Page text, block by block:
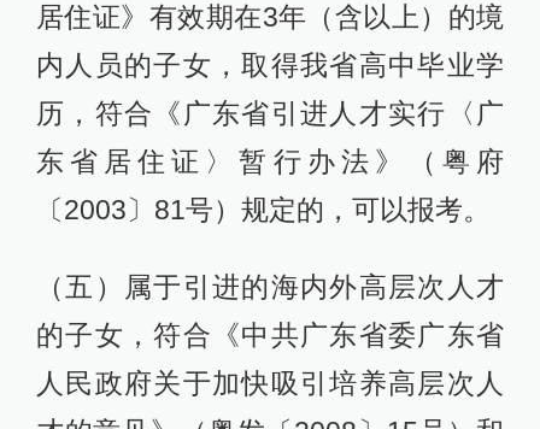
居住证》有效期在3年（含以上）的境
内人员的子女，取得我省高中毕业学
历，符合《广东省引进人才实行〈广
东省居住证〉暂行办法》（粤府
〔2003〕81号）规定的，可以报考。
（五）属于引进的海内外高层次人才
的子女，符合《中共广东省委广东省
人民政府关于加快吸引培养高层次人